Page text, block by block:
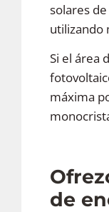
solares
utilizando
Si el área
máxima
de